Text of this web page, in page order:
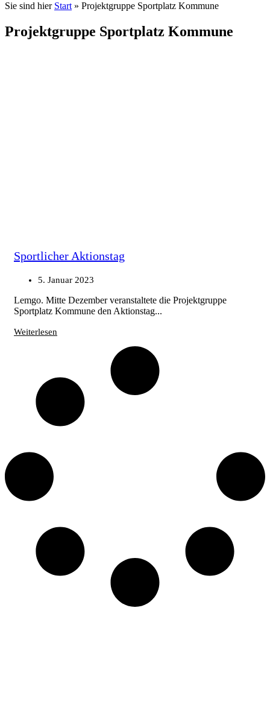
Sie sind hier Start » Projektgruppe Sportplatz Kommune
Projektgruppe Sportplatz Kommune
Sportlicher Aktionstag
5. Januar 2023
Lemgo. Mitte Dezember veranstaltete die Projektgruppe
Sportplatz Kommune den Aktionstag...
Weiterlesen